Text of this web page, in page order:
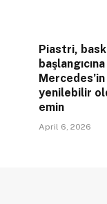
Piastri,
yenilebilir
emin
April 6, 2026